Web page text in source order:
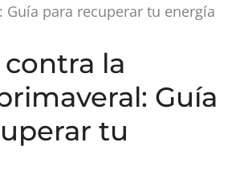
para recuperar tu energía
contra la
Guía
tu